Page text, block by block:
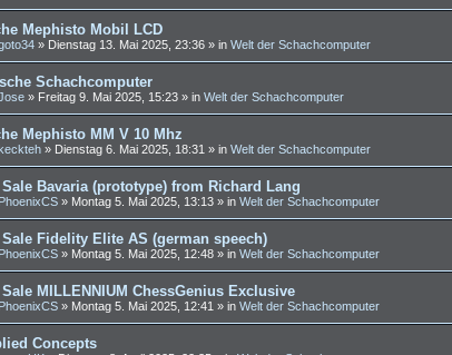
Mephisto Mobil LCD
» Dienstag 13. Mai 2025, 23:36 » in Welt der Schachcomputer
Schachcomputer
» Freitag 9. Mai 2025, 15:23 » in Welt der Schachcomputer
Mephisto MM V 10 Mhz
» Dienstag 6. Mai 2025, 18:31 » in Welt der Schachcomputer
Bavaria (prototype) from Richard Lang
PhoenixCS » Montag 5. Mai 2025, 13:13 » in Welt der Schachcomputer
Sale Fidelity Elite AS (german speech)
PhoenixCS » Montag 5. Mai 2025, 12:48 » in Welt der Schachcomputer
MILLENNIUM ChessGenius Exclusive
PhoenixCS » Montag 5. Mai 2025, 12:41 » in Welt der Schachcomputer
Concepts